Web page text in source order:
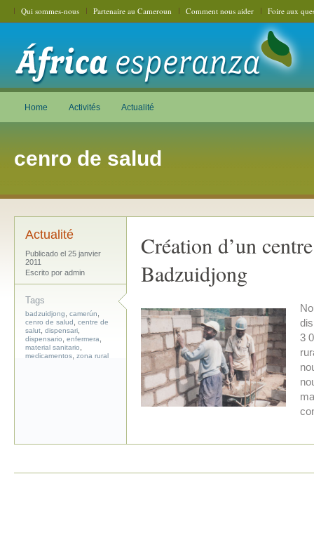
Qui sommes-nous Partenaire au Cameroun Comment nous aider Foire aux
Home Activités Actualité
cenro de salud
Actualité
Publicado el 25 janvier
2011
Escrito por admin
Tags
badzuidjong camerún
cenro de salud
centre de
salut, dispensari,
dispensario enfermera
material sanitario
medicamentos, zona rural
Création d’un
Badzuidjong
3